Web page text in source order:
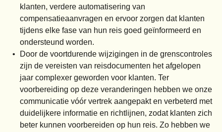
klanten, verdere automatisering van
compensatieaanvragen en ervoor zorgen dat klanten
tijdens elke fase van hun reis goed geïnformeerd en
ondersteund worden.
Door de voortdurende wijzigingen in de grenscontroles
zijn de vereisten van reisdocumenten het afgelopen
jaar complexer geworden voor klanten. Ter
voorbereiding op deze veranderingen hebben we onze
communicatie vóór vertrek aangepakt en verbeterd met
duidelijkere informatie en richtlijnen, zodat klanten zich
beter kunnen voorbereiden op hun reis. Zo hebben we